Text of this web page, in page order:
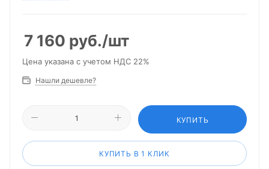
7 160 руб./шт
Цена указана с учетом НДС 22%
Нашли дешевле?
КУПИТЬ
КУПИТЬ В 1 КЛИК